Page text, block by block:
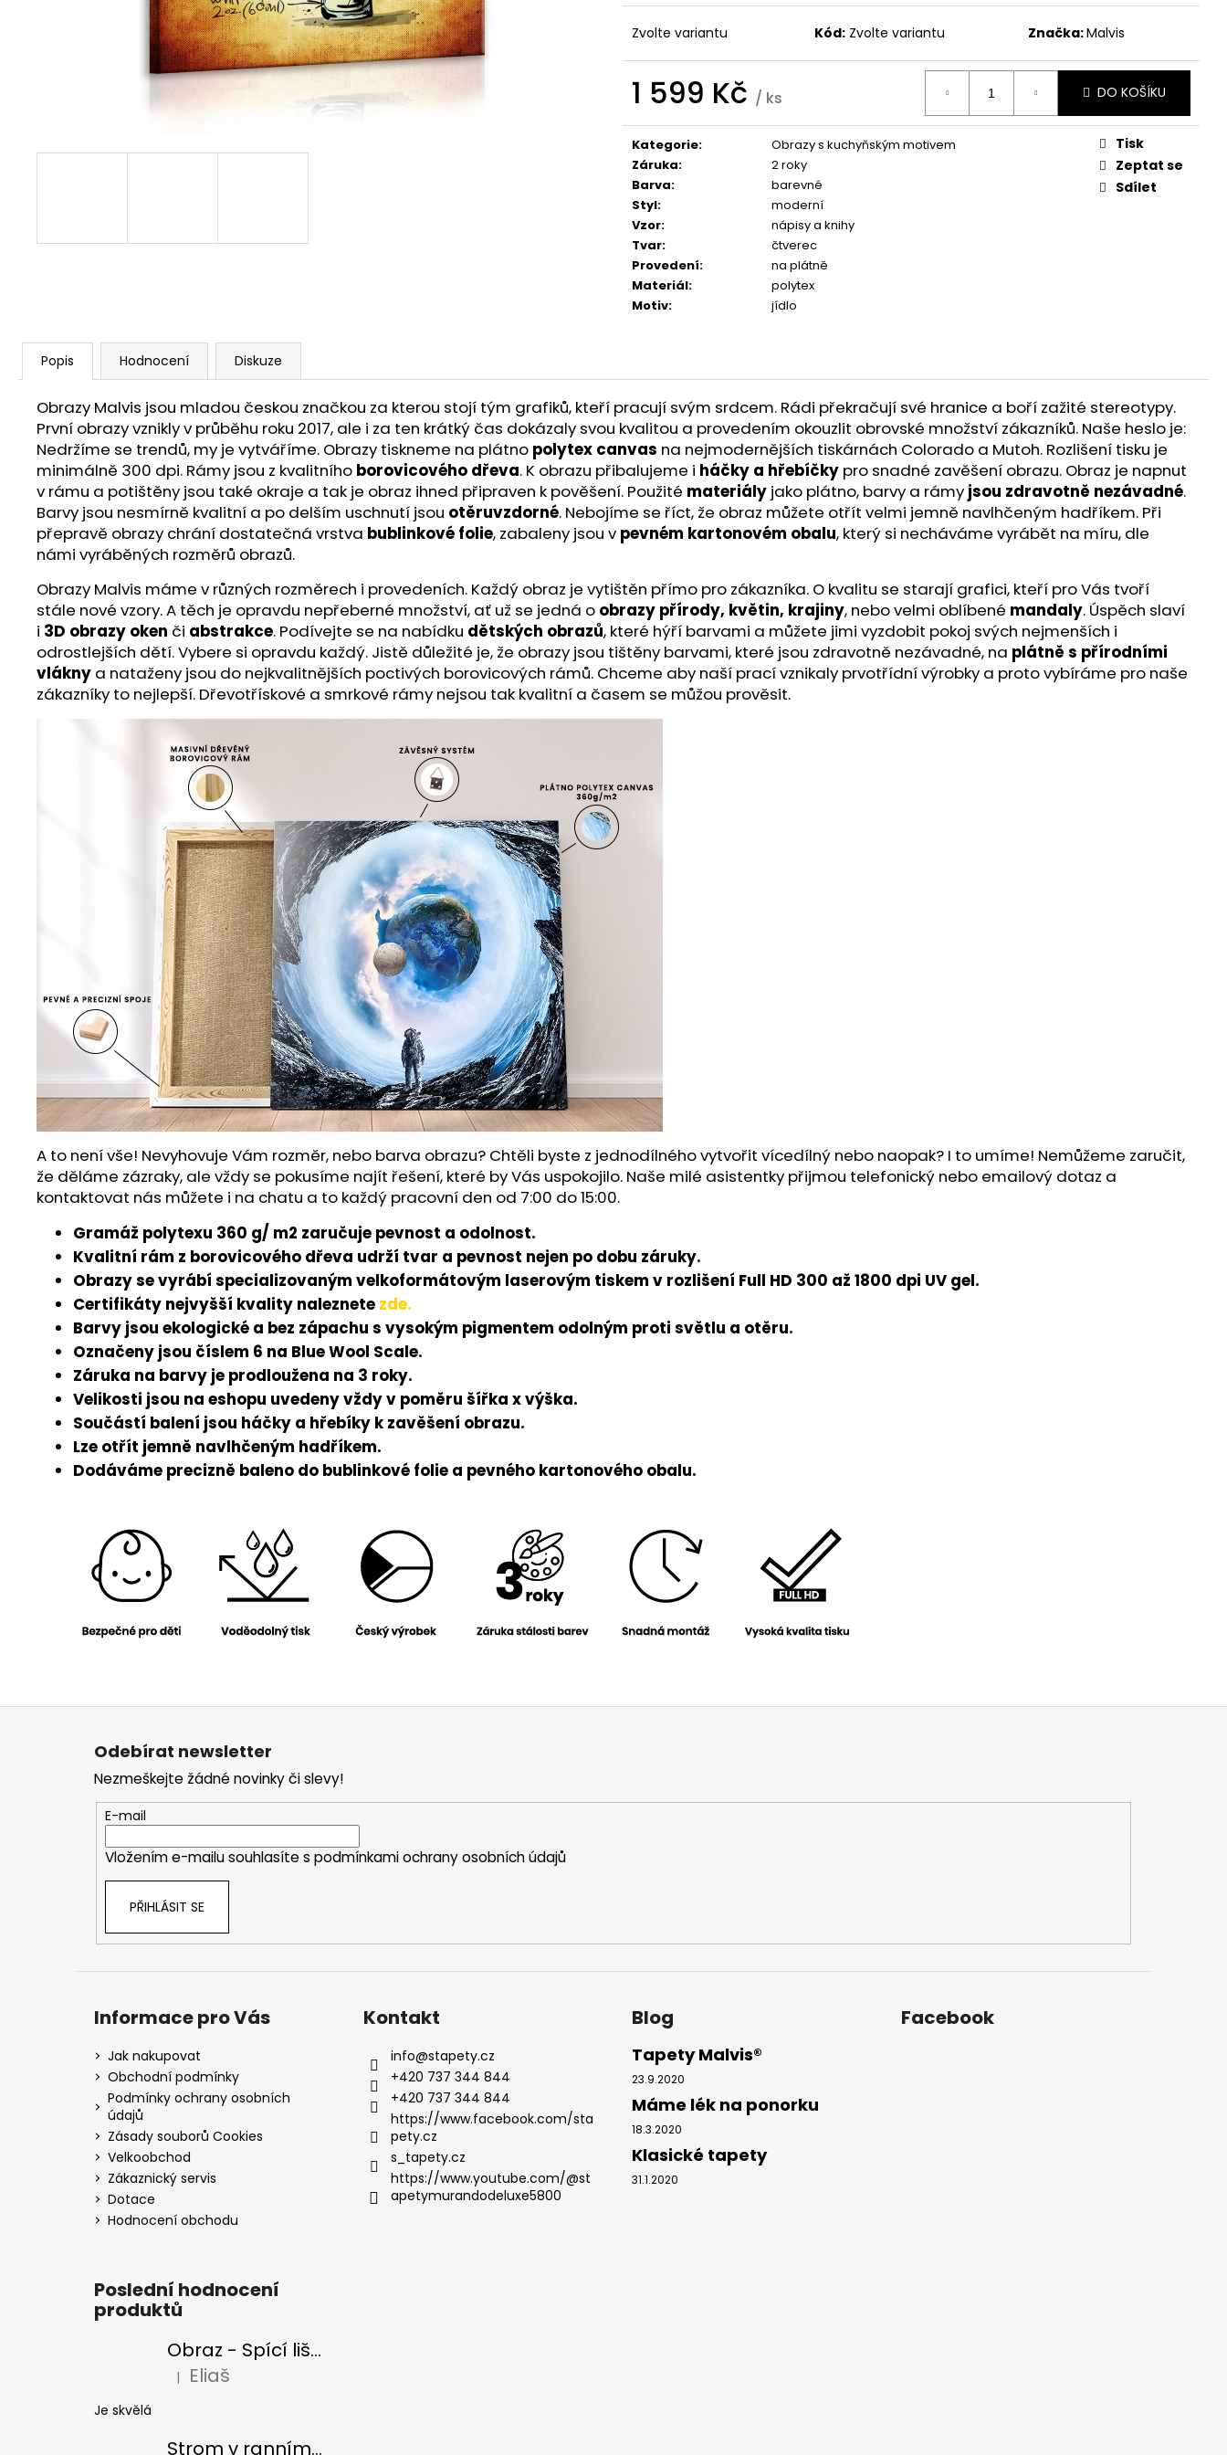
Zvolte variantu Kód: Zvolte variantu Značka:Malvis
1 599 Kč / ks
cena:
DO KOŠÍKU
Kategorie:
Obrazy s kuchyňským motivem
Záruka:
2 roky
Barva:
barevné
Styl:
moderní
Vzor:
nápisy a knihy
Tvar:
čtverec
Provedení:
na plátně
Materiál:
polytex
Motiv: jídlo
Tisk
Zeptat se
Sdílet
Popis Hodnocení Diskuze
Obrazy Malvis jsou mladou českou značkou za kterou stojí tým grafiků, kteří pracují svým srdcem. Rádi překračují své hranice a boří zažité stereotypy.
První obrazy vznikly v průběhu roku 2017, ale i za ten krátký čas dokázaly svou kvalitou a provedením okouzlit obrovské množství zákazníků. Naše heslo je:
Nedržíme se trendů, my je vytváříme. Obrazy tiskneme na plátno polytex canvas na nejmodernějších tiskárnách Colorado a Mutoh. Rozlišení tisku je
minimálně 300 dpi. Rámy jsou z kvalitního borovicového dřeva. K obrazu přibalujeme i háčky a hřebíčky pro snadné zavěšení obrazu. Obraz je napnut
v rámu a potištěny jsou také okraje a tak je obraz ihned připraven k pověšení. Použité materiály jako plátno, barvy a rámy jsou zdravotně nezávadné.
Barvy jsou nesmírně kvalitní a po delším uschnutí jsou otěruvzdorné. Nebojíme se říct, že obraz můžete otřít velmi jemně navlhčeným hadříkem. Při
přepravě obrazy chrání dostatečná vrstva bublinkové folie, zabaleny jsou v pevném kartonovém obalu, který si necháváme vyrábět na míru, dle
námi vyráběných rozměrů obrazů.
Obrazy Malvis máme v různých rozměrech i provedeních. Každý obraz je vytištěn přímo pro zákazníka. O kvalitu se starají grafici, kteří pro Vás tvoří
stále nové vzory. A těch je opravdu nepřeberné množství, ať už se jedná o obrazy přírody, květin, krajiny, nebo velmi oblíbené mandaly. Úspěch slaví
i 3D obrazy oken či abstrakce. Podívejte se na nabídku dětských obrazů, které hýří barvami a můžete jimi vyzdobit pokoj svých nejmenších i
odrostlejších dětí. Vybere si opravdu každý. Jistě důležité je, že obrazy jsou tištěny barvami, které jsou zdravotně nezávadné, na plátně s přírodními
vlákny a nataženy jsou do nejkvalitnějších poctivých borovicových rámů. Chceme aby naší prací vznikaly prvotřídní výrobky a proto vybíráme pro naše
zákazníky to nejlepší. Dřevotřískové a smrkové rámy nejsou tak kvalitní a časem se můžou prověsit.
A to není vše! Nevyhovuje Vám rozměr, nebo barva obrazu? Chtěli byste z jednodílného vytvořit vícedílný nebo naopak? I to umíme! Nemůžeme zaručit,
že děláme zázraky, ale vždy se pokusíme najít řešení, které by Vás uspokojilo. Naše milé asistentky přijmou telefonický nebo emailový dotaz a
kontaktovat nás můžete i na chatu a to každý pracovní den od 7:00 do 15:00.
Gramáž polytexu 360 g/ m2 zaručuje pevnost a odolnost.
Kvalitní rám z borovicového dřeva udrží tvar a pevnost nejen po dobu záruky.
Obrazy se vyrábí specializovaným velkoformátovým laserovým tiskem v rozlišení Full HD 300 až 1800 dpi UV gel.
Certifikáty nejvyšší kvality naleznete zde.
Barvy jsou ekologické a bez zápachu s vysokým pigmentem odolným proti světlu a otěru.
Označeny jsou číslem 6 na Blue Wool Scale.
Záruka na barvy je prodloužena na 3 roky.
Velikosti jsou na eshopu uvedeny vždy v poměru šířka x výška.
Součástí balení jsou háčky a hřebíky k zavěšení obrazu.
Lze otřít jemně navlhčeným hadříkem.
Dodáváme precizně baleno do bublinkové folie a pevného kartonového obalu.
1 599 Kč
1 599 Kč
1 599 Kč
Odebírat newsletter
Nezmeškejte žádné novinky či slevy!
E-mail
Vložením e-mailu souhlasíte s podmínkami ochrany osobních údajů
PŘIHLÁSIT SE
Informace pro Vás
Jak nakupovat
Obchodní podmínky
Podmínky ochrany osobních
údajů
Zásady souborů Cookies
Velkoobchod
Zákaznický servis
Dotace
Hodnocení obchodu
Kontakt
info@stapety.cz
+420 737 344 844
+420 737 344 844
https://www.facebook.com/sta
pety.cz
s_tapety.cz
https://www.youtube.com/@st
apetymurandodeluxe5800
Blog
Tapety Malvis®
23.9.2020
Máme lék na ponorku
18.3.2020
Klasické tapety
31.1.2020
Facebook
Poslední hodnocení
produktů
Obraz - Spící liška
Hodnocení produktu je 5 z 5 hvězdiček.
| Eliaš
Je skvělá
Strom v ranním slunci